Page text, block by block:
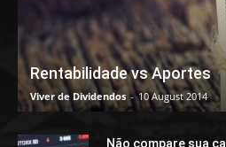
Rentabilidade vs Aportes
Viver de Dividendos - 10 August 2014
Não compare sua